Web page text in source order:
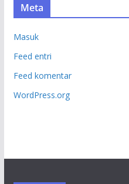
Meta
Masuk
Feed entri
Feed komentar
WordPress.org